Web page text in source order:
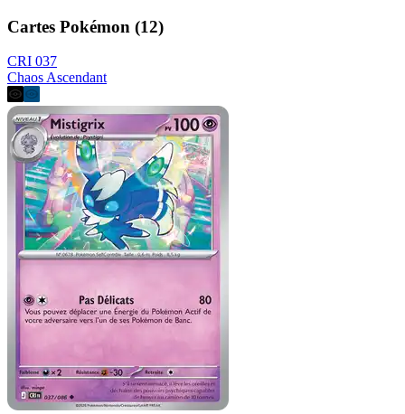
Cartes Pokémon (12)
CRI 037
Chaos Ascendant